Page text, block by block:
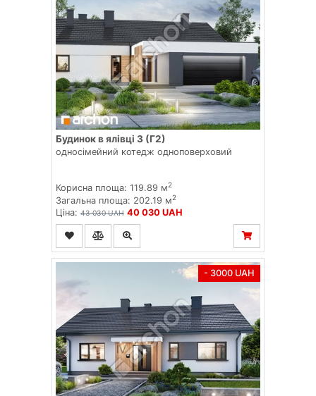
Будинок в ялівці 3 (Г2)
односімейний котедж одноповерховий
Корисна площа: 119.89 м2
Загальна площа: 202.19 м2
Ціна: 43 030 UAH 40 030 UAH
- 3000 UAH